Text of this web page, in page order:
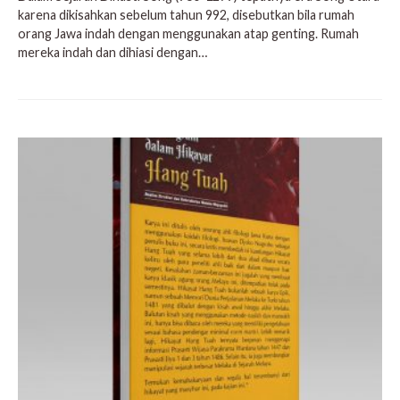
karena dikisahkan sebelum tahun 992, disebutkan bila rumah
orang Jawa indah dengan menggunakan atap genting. Rumah
mereka indah dan dihiasi dengan…